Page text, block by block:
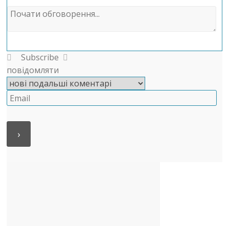
Subscribe
повідомляти